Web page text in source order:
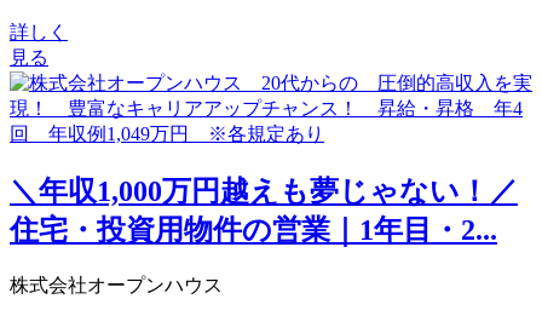
詳しく
見る
＼年収1,000万円越えも夢じゃない！／
住宅・投資用物件の営業｜1年目・2...
株式会社オープンハウス